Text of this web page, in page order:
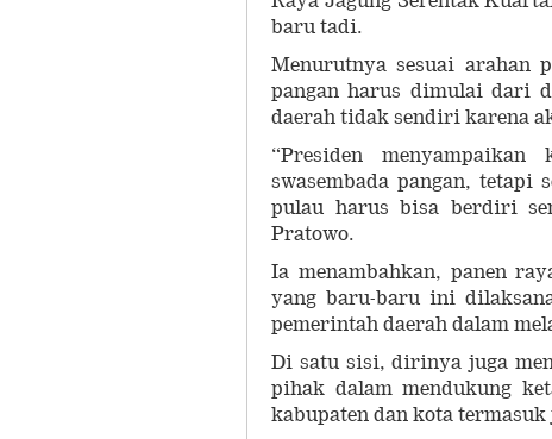
baru tadi.
Menurutnya sesuai arahan
pangan harus dimulai dari
daerah tidak sendiri karena
“Presiden
swasembada pangan, tetapi
pulau harus bisa berdiri
Pratowo.
Ia menambahkan, panen
yang baru-baru ini
pemerintah daerah dalam
Di satu sisi, dirinya juga
pihak dalam mendukung
kabupaten dan kota